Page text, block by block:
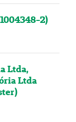
2)
Ltda,
Ltda